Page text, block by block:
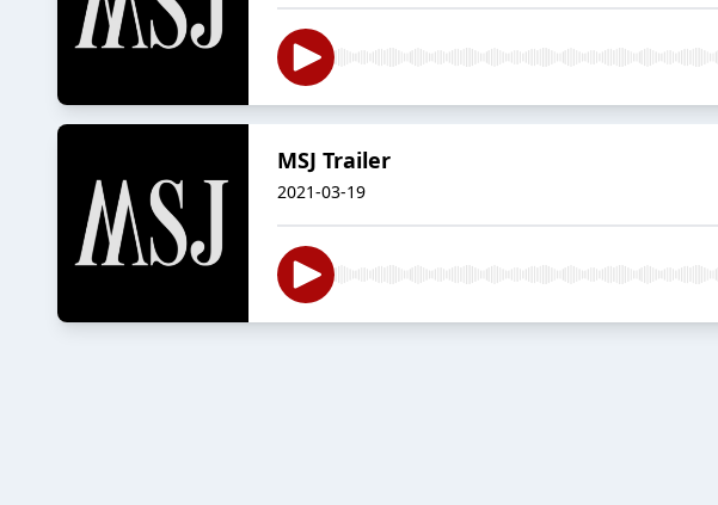
MSJ Trailer
2021-03-19